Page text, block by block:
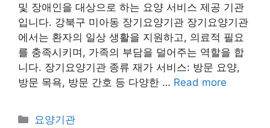
및 장애인을 대상으로 하는 요양 서비스 제공 기관
입니다. 강북구 미아동 장기요양기관 장기요양기관
에서는 환자의 일상 생활을 지원하고, 의료적 필요
를 충족시키며, 가족의 부담을 덜어주는 역할을 합
니다. 장기요양기관 종류 재가 서비스: 방문 요양,
방문 목욕, 방문 간호 등 다양한 … Read more
Categories
요양기관